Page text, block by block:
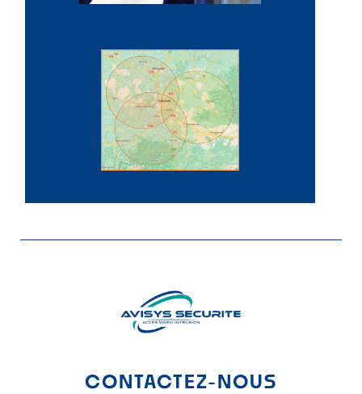
CONTACTEZ-NOUS